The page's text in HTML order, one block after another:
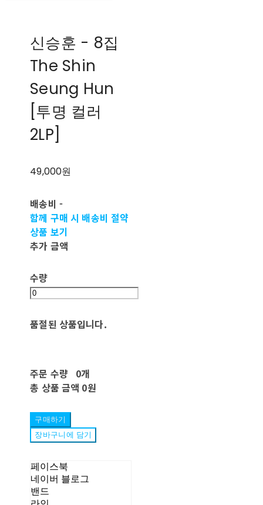
신승훈 - 8집
The Shin
Seung Hun
[투명 컬러
2LP]
49,000원
배송비 -
함께 구매 시 배송비 절약
상품 보기
추가 금액
수량
품절된 상품입니다.
주문 수량 0개
총 상품 금액 0원
구매하기
장바구니에 담기
페이스북
네이버 블로그
밴드